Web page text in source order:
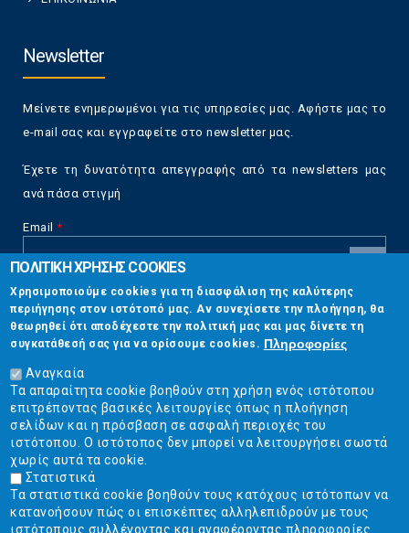
Newsletter
Μείνετε ενημερωμένοι για τις υπηρεσίες μας. Αφήστε μας το
e-mail σας και εγγραφείτε στο newsletter μας.
Έχετε τη δυνατότητα απεγγραφής από τα newsletters μας
ανά πάσα στιγμή
Email *
CAPTCHA
This
question is
for testing
whether or
not you are a
human visitor
and to
prevent
automated
spam
submissions.
5+2
Επικοινωνία
Στουρνάρη 17, Αθήνα 10683
2103304444
info@ekpizo.gr
www.ekpizo.gr
Δευ - Πεμ:10:00 πμ - 2:00 μμ
Σάβ - Κυρ: Κλειστά
ΠΟΛΙΤΙΚΗ ΧΡΗΣΗΣ COOKIES
Χρησιμοποιούμε cookies για τη διασφάλιση της καλύτερης
περιήγησης στον ιστότοπό μας. Αν συνεχίσετε την πλοήγηση, θα
θεωρηθεί ότι αποδέχεστε την πολιτική μας και μας δίνετε τη
συγκατάθεσή σας για να ορίσουμε cookies. Πληροφορίες
Αναγκαία
Τα απαραίτητα cookie βοηθούν στη χρήση ενός ιστότοπου
επιτρέποντας βασικές λειτουργίες όπως η πλοήγηση
σελίδων και η πρόσβαση σε ασφαλή περιοχές του
ιστότοπου. Ο ιστότοπος δεν μπορεί να λειτουργήσει σωστά
χωρίς αυτά τα cookie.
Στατιστικά
Τα στατιστικά cookie βοηθούν τους κατόχους ιστότοπων να
κατανοήσουν πώς οι επισκέπτες αλληλεπιδρούν με τους
ιστότοπους συλλέγοντας και αναφέροντας πληροφορίες